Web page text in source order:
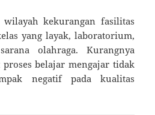
wilayah kekurangan fasilitas
yang layak, laboratorium,
olahraga. Kurangnya
belajar mengajar tidak
negatif pada kualitas